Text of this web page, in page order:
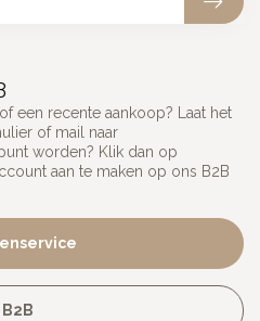
een recente aankoop? Laat het
of mail naar
worden? Klik dan op
aan te maken op ons B2B
B2B